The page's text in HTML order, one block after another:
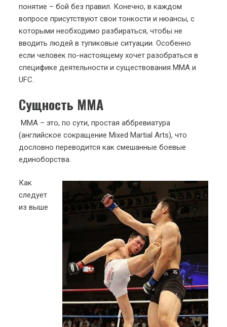
понятие – бой без правил. Конечно, в каждом
вопросе присутствуют свои тонкости и нюансы, с
которыми необходимо разбираться, чтобы не
вводить людей в тупиковые ситуации. Особенно
если человек по-настоящему хочет разобраться в
специфике деятельности и существования ММА и
UFC.
Сущность ММА
ММА – это, по сути, простая аббревиатура
(английское сокращение Mixed Martial Arts), что
дословно переводится как смешанные боевые
единоборства.
Как
следует
из выше